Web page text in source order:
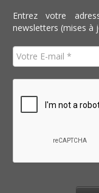
Entrez votre
newsletters (mises à